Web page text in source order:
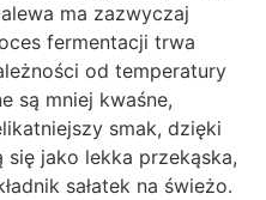
ma zazwyczaj
fermentacji trwa
od temperatury
są mniej kwaśne,
smak, dzięki
jako lekka przekąska,
sałatek na świeżo.